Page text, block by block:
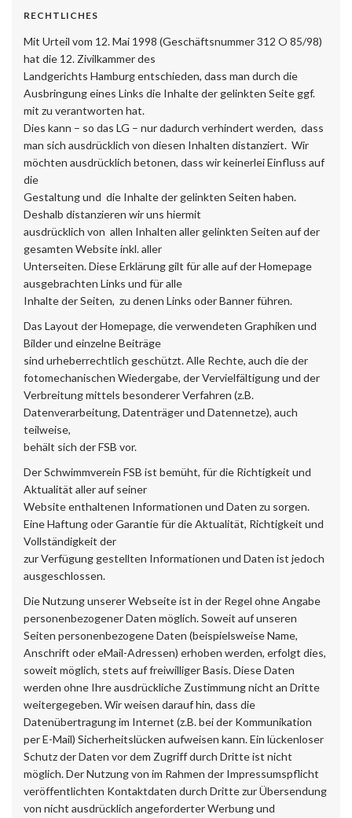
RECHTLICHES
Mit Urteil vom 12. Mai 1998 (Geschäftsnummer 312 O 85/98)
hat die 12. Zivilkammer des
Landgerichts Hamburg entschieden, dass man durch die
Ausbringung eines Links die Inhalte der gelinkten Seite ggf.
mit zu verantworten hat.
Dies kann – so das LG – nur dadurch verhindert werden, dass
man sich ausdrücklich von diesen Inhalten distanziert. Wir
möchten ausdrücklich betonen, dass wir keinerlei Einfluss auf
die
Gestaltung und die Inhalte der gelinkten Seiten haben.
Deshalb distanzieren wir uns hiermit
ausdrücklich von allen Inhalten aller gelinkten Seiten auf der
gesamten Website inkl. aller
Unterseiten. Diese Erklärung gilt für alle auf der Homepage
ausgebrachten Links und für alle
Inhalte der Seiten, zu denen Links oder Banner führen.
Das Layout der Homepage, die verwendeten Graphiken und
Bilder und einzelne Beiträge
sind urheberrechtlich geschützt. Alle Rechte, auch die der
fotomechanischen Wiedergabe, der Vervielfältigung und der
Verbreitung mittels besonderer Verfahren (z.B.
Datenverarbeitung, Datenträger und Datennetze), auch
teilweise,
behält sich der FSB vor.
Der Schwimmverein FSB ist bemüht, für die Richtigkeit und
Aktualität aller auf seiner
Website enthaltenen Informationen und Daten zu sorgen.
Eine Haftung oder Garantie für die Aktualität, Richtigkeit und
Vollständigkeit der
zur Verfügung gestellten Informationen und Daten ist jedoch
ausgeschlossen.
Die Nutzung unserer Webseite ist in der Regel ohne Angabe
personenbezogener Daten möglich. Soweit auf unseren
Seiten personenbezogene Daten (beispielsweise Name,
Anschrift oder eMail-Adressen) erhoben werden, erfolgt dies,
soweit möglich, stets auf freiwilliger Basis. Diese Daten
werden ohne Ihre ausdrückliche Zustimmung nicht an Dritte
weitergegeben. Wir weisen darauf hin, dass die
Datenübertragung im Internet (z.B. bei der Kommunikation
per E-Mail) Sicherheitslücken aufweisen kann. Ein lückenloser
Schutz der Daten vor dem Zugriff durch Dritte ist nicht
möglich. Der Nutzung von im Rahmen der Impressumspflicht
veröffentlichten Kontaktdaten durch Dritte zur Übersendung
von nicht ausdrücklich angeforderter Werbung und